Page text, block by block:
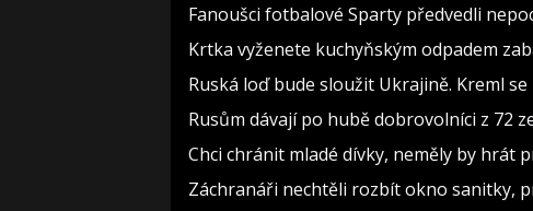
Fanoušci fotbalové Sparty předvedli
Krtka vyženete kuchyňským odpadem
Ruská loď bude sloužit Ukrajině. Kreml
Rusům dávají po hubě dobrovolníci z 72
Chci chránit mladé dívky, neměly by hrát
Záchranáři nechtěli rozbít okno sanitky,